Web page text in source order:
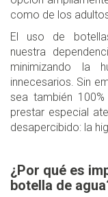
como de los
El uso de
nuestra
minimizando la
innecesarios. Sin
sea también
prestar especial
desapercibido: la
¿Por qué es
botella de